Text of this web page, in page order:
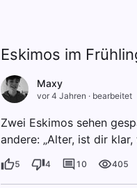
Eskimos im
Maxy
vor 4 Jahren · bearbeitet
Zwei Eskimos sehen
andere: „Alter, ist dir
5 4 10 405